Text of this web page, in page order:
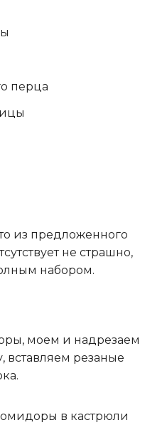
перца
из предложенного
не страшно,
набором.
моем и надрезаем
вставляем резаные
в кастрюли